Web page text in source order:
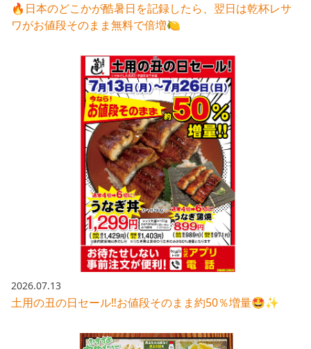
🔥日本のどこかが酷暑日を記録したら、翌日は乾杯レサ
ワがお値段そのまま無料で倍増🍋
2026.07.13
土用の丑の日セール‼️お値段そのまま約50％増量🤩✨